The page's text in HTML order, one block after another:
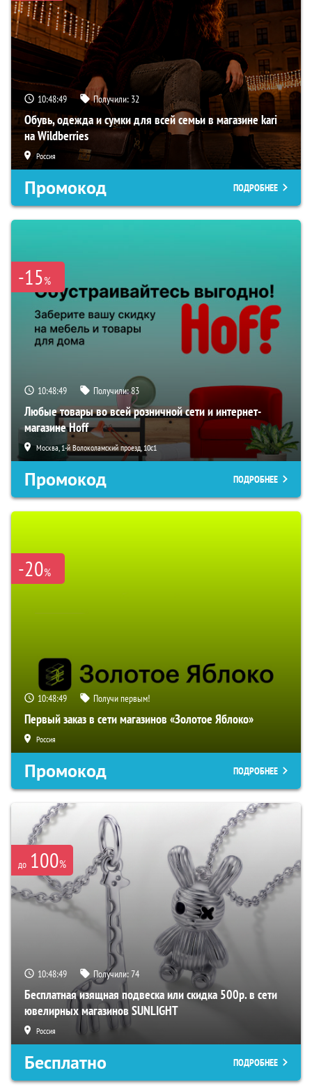
10:48:48 Получили: 32
Обувь, одежда и сумки для всей семьи в магазине kari
на Wildberries
Россия
Промокод ПОДРОБНЕЕ
-15%
10:48:48 Получили:83
Любые товары во всей розничной сети и интернет-
магазине Hoff
Москва, 1-й Волоколамский проезд, 10с1
Промокод ПОДРОБНЕЕ
-20%
10:48:48 Получи первым!
Первый заказ в сети магазинов «Золотое Яблоко»
Россия
Промокод ПОДРОБНЕЕ
до 100%
10:48:48 Получили:74
Бесплатная изящная подвеска или скидка 500р. в сети
ювелирных магазинов SUNLIGHT
Россия
Бесплатно ПОДРОБНЕЕ